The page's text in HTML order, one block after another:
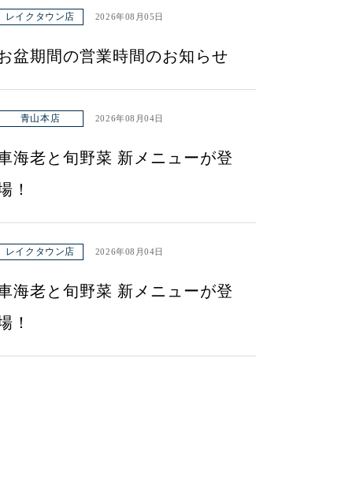
レイクタウン店 2026年08月05日
盆期間の営業時間のお知らせ
青山本店 2026年08月04日
海老と旬野菜 新メニューが登
！
レイクタウン店 2026年08月04日
海老と旬野菜 新メニューが登
！